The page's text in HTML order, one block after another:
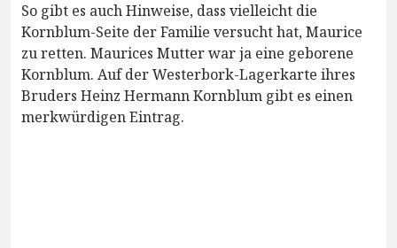
So gibt es auch Hinweise, dass vielleicht die
Kornblum-Seite der Familie versucht hat, Maurice
zu retten. Maurices Mutter war ja eine geborene
Kornblum. Auf der Westerbork-Lagerkarte ihres
Bruders Heinz Hermann Kornblum gibt es einen
merkwürdigen Eintrag.